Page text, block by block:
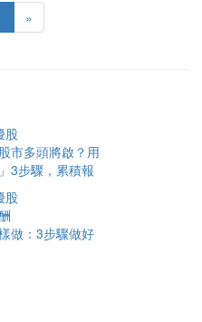
»
股
市多頭將啟？用
3步驟，累積報
股
做：3步驟做好